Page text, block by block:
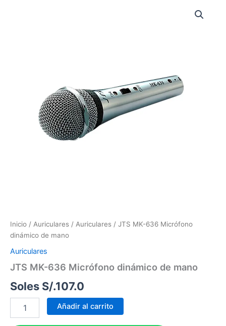
Inicio / Auriculares / Auriculares / JTS MK-636 Micrófono
dinámico de mano
Auriculares
JTS MK-636 Micrófono dinámico de mano
Soles S/.107.0
Añadir al carrito